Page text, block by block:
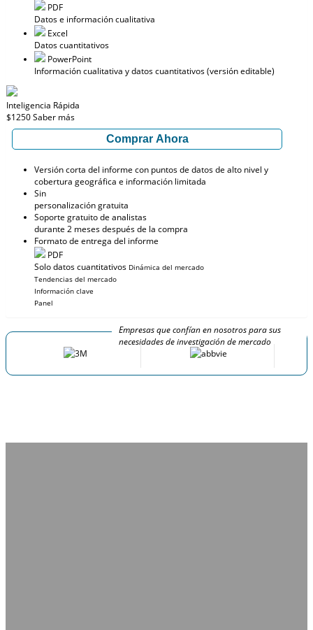
PDF
Datos e información cualitativa
Excel
Datos cuantitativos
PowerPoint
Información cualitativa y datos cuantitativos (versión editable)
Inteligencia Rápida
$1250Saber más
Comprar Ahora
Versión corta del informe con puntos de datos de alto nivel y
cobertura geográfica e información limitada
Sin
personalización gratuita
Soporte gratuito de analistas
durante 2 meses después de la compra
Formato de entrega del informe
PDF
Solo datos cuantitativos Dinámica del mercado
Tendencias del mercado
Información clave
Panel
Empresas que confían en nosotros para sus
necesidades de investigación de mercado